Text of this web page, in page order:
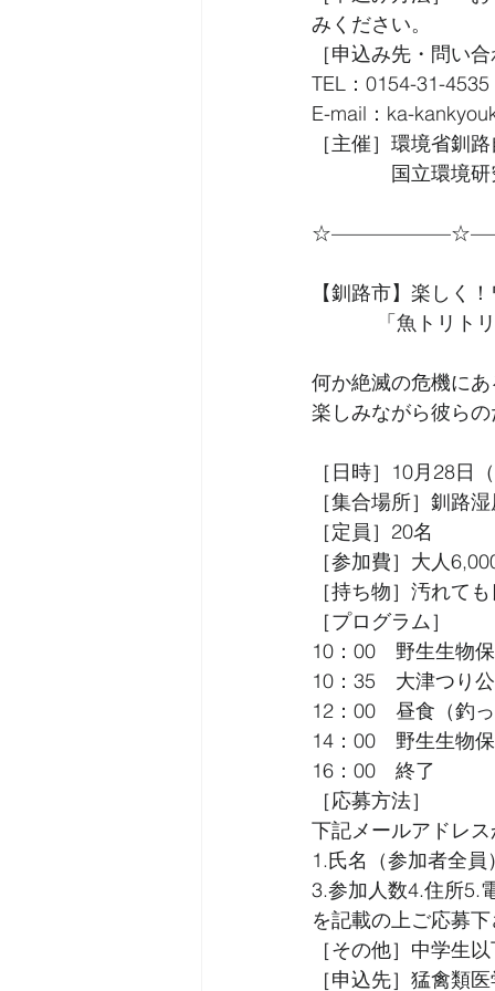
みください。
［申込み先・問い
TEL：0154-31-4535
E-mail：ka-
［主催］環境省釧
国立環境研究
【釧路市】楽しく
「魚トリトリ
何か絶滅の危機に
楽しみながら彼ら
［日時］10月28日
［集合場所］釧路
［定員］20名
［参加費］大人
［持ち物］汚れて
［プログラム］
10：00　野生生物
10：35　大津つり
12：00　昼食（釣
14：00　野生生物
16：00　終了
［応募方法］
下記メールアドレ
1.氏名（参加者全
3.参加人数4.住所5.
を記載の上ご応募
［その他］中学生
［申込先］猛禽類